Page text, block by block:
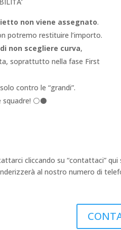
non viene assegnato.
potremo restituire l’importo.
di non scegliere curva,
soprattutto nella fase First
contro le “grandi”.
⚪⚫
cliccando su “contattaci”
al nostro numero di